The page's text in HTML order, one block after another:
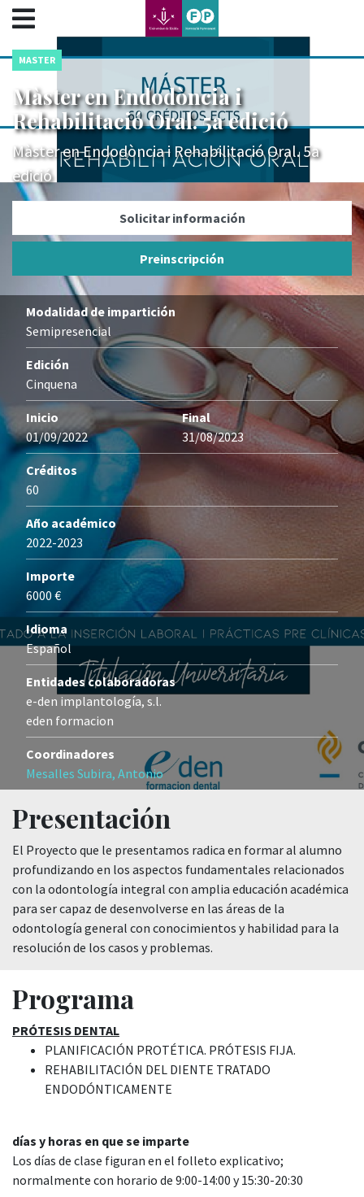
???label.access.jump.content???
???label.access.jump.header???
???label.access.jump.footer???
???label.access.jump.menu???
MASTER
Màster en Endodòncia i
Rehabilitació Oral. 5a edició
Màster en Endodòncia i Rehabilitació Oral. 5a
edició
Solicitar información
Preinscripción
Modalidad de impartición
Semipresencial
Edición
Cinquena
Inicio
01/09/2022
Final
31/08/2023
Créditos
60
Año académico
2022-2023
Importe
6000 €
Idioma
Español
Entidades colaboradoras
e-den implantología, s.l.
eden formacion
Coordinadores
Mesalles Subira, Antonio
Presentación
El Proyecto que le presentamos radica en formar al alumno
profundizando en los aspectos fundamentales relacionados
con la odontología integral con amplia educación académica
para ser capaz de desenvolverse en las áreas de la
odontología general con conocimientos y habilidad para la
resolución de los casos y problemas.
Programa
PRÓTESIS DENTAL
PLANIFICACIÓN PROTÉTICA. PRÓTESIS FIJA.
REHABILITACIÓN DEL DIENTE TRATADO
ENDODÓNTICAMENTE
días y horas en que se imparte
Los días de clase figuran en el folleto explicativo;
normalmente con horario de 9:00-14:00 y 15:30-20:30